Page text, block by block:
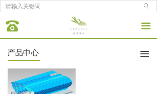
ꄙ
끀
끀
产品中心